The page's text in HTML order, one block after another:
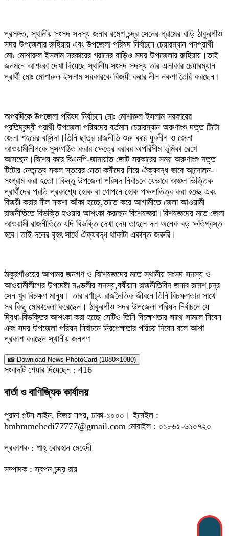
প্রসঙ্গত, স্থানীয় সংসদ সদস্য জনাব রমেশ চন্দ্র সেনের গ্রামের বাড়ি ঠাকুরগাঁও
সদর উপজেলার রুহিয়ায় এবং উপজেলা পরিষদ নির্বাচনে চেয়ারম্যান পদপ্রার্থী
মোঃ মোশারুল ইসলাম সরকারের গ্রামের বাড়িও সদর উপজেলার রুহিয়ায়।তাই
জনমনে আশংকা দেখা দিয়েছে স্থানীয় সংসদ সদস্য তার এলাকার চেয়ারম্যান
প্রার্থী মোঃ মোশারুল ইসলাম সরকারকে বিজয়ী করার নীল নকশা তৈরি করছেন।
অপরদিকে উপজেলা পরিষদ নির্বাচনে মোঃ মোশারুল ইসলাম সরকারের
প্রতিদ্বন্দ্বী প্রার্থী উপজেলা পরিষদের বর্তমান চেয়ারম্যান অরুণাংশু দত্ত টিটো
জেলা শহরের বাসিন্দা।তিনি ছাত্র রাজনীতি শুরু করে যুবলীগ ও জেলা
আওয়ামীলীগকে সুসংগঠিত করার ক্ষেত্রে বরাবর অপরিসীম ভূমিকা রেখে
আসছেন।বিশেষ করে বিএনপি-জামায়াত জোট সরকারের সময় অরুণাংশু দত্ত
টিটোর নেতৃত্বে সকল স্তরের নেতা কর্মীদের নিয়ে ঐক্যবদ্ধ ভাবে আন্দোলন-
সংগ্রাম করা হতো।কিন্তু উপজেলা পরিষদ নির্বাচনে যেভাবে অঞ্চল ভিত্তিক
প্রার্থীদের প্রতি প্রকাশ্যে হোক বা গোপনে হোক পক্ষপাতিত্ব করা হচ্ছে এবং
বিজয়ী করার নীল নকশা আঁকা হচ্ছে,তাতে করে আগামীতে জেলা আওয়ামী
রাজনীতিতে বিভক্তি হওয়ার আশংকা করছেন বিশেষজ্ঞরা।বিশষজ্ঞদের মতে জেলা
আওয়ামী রাজনীতিতে যদি বিভক্তি দেখা দেয় তাহলে দল অনেক বড় ক্ষতিগ্রস্ত
হবে।তাই দলের বৃহৎ সার্থে ঐক্যবদ্ধ থাকাটা একান্ত জরুরি।
ঠাকুরগাঁওয়ের আপামর জনগণ ও বিশেষজ্ঞদের মতে স্থানীয় সংসদ সদস্য ও
আওয়ামীলীগের উপদেষ্টা মণ্ডলীর সদস্য,বর্ষীয়ান রাজনীতিবিদ জনাব রমেশ চন্দ্র
সেন খুব বিচক্ষণ মানুষ। তার বর্ণাঢ্য রাজনৈতিক জীবনে তিনি বিচক্ষণতার সাথে
সব কিছু মোকাবেলা করেছেন। ঠাকুরগাঁও সদর উপজেলা পরিষদ নির্বাচনে যে
দ্বিধা-বিভক্তির আশংকা করা হচ্ছে সেটিও তিনি বিচক্ষণতার সাথে সামলে নিবেন
এবং সদর উপজেলা পরিষদ নির্বাচনে নিরপেক্ষতার পরিচয় দিবেন বলে আশা
প্রকাশ করছেন স্থানীয় জনগণ
📸 Download News PhotoCard (1080×1080)
সংবাদটি শেয়ার দিয়েছেন : 416
বার্তা ও বাণিজ্যিক কার্যালয়
পুরানা পল্টন লাইন, বিজয় নগর, ঢাকা-১০০০। ইমেইল :
bmbmmehedi77777@gmail.com মোবাইল : ০১৮৬৫-৬১০৭২০
প্রকাশক : শাহ্ বোরহান মেহেদী
সম্পাদক : স্বপন চন্দ্র রায়